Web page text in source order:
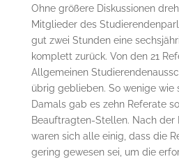
Ohne größere Diskussionen
Mitglieder des
gut zwei Stunden eine
komplett zurück. Von den 21
Allgemeinen
übrig geblieben. So wenige wie
Damals gab es zehn Referate
Beauftragten-Stellen. Nach
waren sich alle einig, dass die
gering gewesen sei, um die